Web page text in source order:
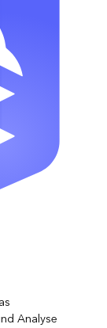
Analyse